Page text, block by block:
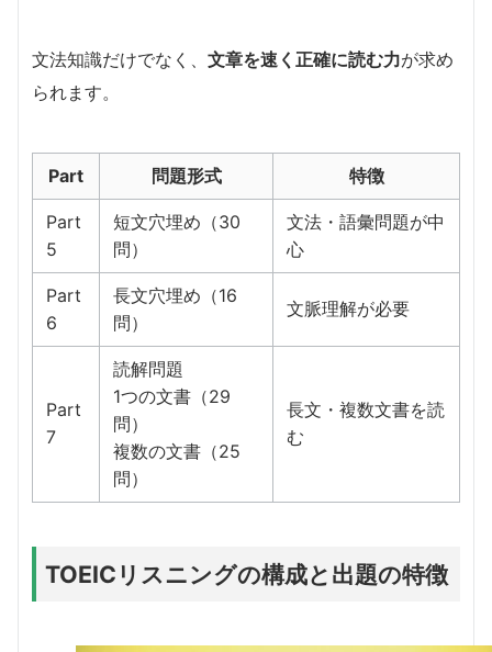
文法知識だけでなく、 文章を速く正確に読む力が求め
られます。
Part 問題形式 特徴
Part
5
短文穴埋め（30
問）
文法・語彙問題が中
心
Part
6
長文穴埋め（16
問）
文脈理解が必要
Part
7
読解問題
1つの文書（29
問）
複数の文書（25
問）
長文・複数文書を読
む
TOEICリスニングの構成と出題の特徴